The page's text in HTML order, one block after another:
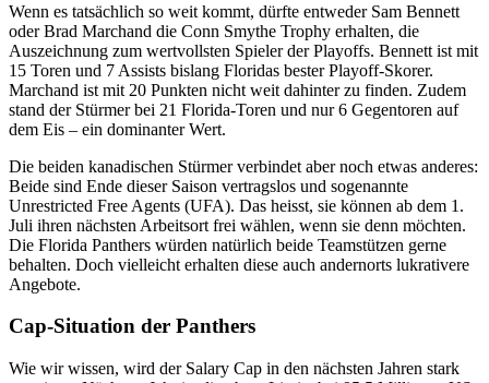
Wenn es tatsächlich so weit kommt, dürfte entweder Sam Bennett
oder Brad Marchand die Conn Smythe Trophy erhalten, die
Auszeichnung zum wertvollsten Spieler der Playoffs. Bennett ist mit
15 Toren und 7 Assists bislang Floridas bester Playoff-Skorer.
Marchand ist mit 20 Punkten nicht weit dahinter zu finden. Zudem
stand der Stürmer bei 21 Florida-Toren und nur 6 Gegentoren auf
dem Eis – ein dominanter Wert.
Die beiden kanadischen Stürmer verbindet aber noch etwas anderes:
Beide sind Ende dieser Saison vertragslos und sogenannte
Unrestricted Free Agents (UFA). Das heisst, sie können ab dem 1.
Juli ihren nächsten Arbeitsort frei wählen, wenn sie denn möchten.
Die Florida Panthers würden natürlich beide Teamstützen gerne
behalten. Doch vielleicht erhalten diese auch andernorts lukrativere
Angebote.
Cap-Situation der Panthers
Wie wir wissen, wird der Salary Cap in den nächsten Jahren stark